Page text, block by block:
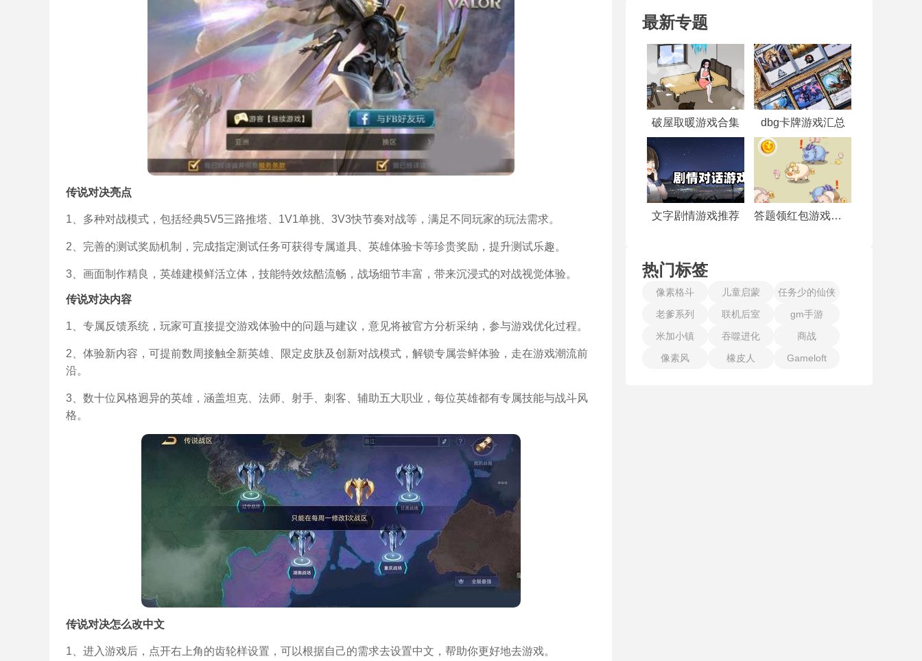
传说对决亮点
1、多种对战模式，包括经典5V5三路推塔、1V1单挑、3V3快节奏对战等，满足不同玩家的玩法需求。
2、完善的测试奖励机制，完成指定测试任务可获得专属道具、英雄体验卡等珍贵奖励，提升测试乐趣。
3、画面制作精良，英雄建模鲜活立体，技能特效炫酷流畅，战场细节丰富，带来沉浸式的对战视觉体验。
传说对决内容
1、专属反馈系统，玩家可直接提交游戏体验中的问题与建议，意见将被官方分析采纳，参与游戏优化过程。
2、体验新内容，可提前数周接触全新英雄、限定皮肤及创新对战模式，解锁专属尝鲜体验，走在游戏潮流前
沿。
3、数十位风格迥异的英雄，涵盖坦克、法师、射手、刺客、辅助五大职业，每位英雄都有专属技能与战斗风
格。
传说对决怎么改中文
1、进入游戏后，点开右上角的齿轮样设置，可以根据自己的需求去设置中文，帮助你更好地去游戏。
最新专题
破屋取暖游戏合集 dbg卡牌游戏汇总
文字剧情游戏推荐 答题领红包游戏合集
热门标签
像素格斗 儿童启蒙
任务少的仙侠
手游
老爹系列 联机后室
gm手游
米加小镇
吞噬进化
商战
像素风
橡皮人 Gameloft